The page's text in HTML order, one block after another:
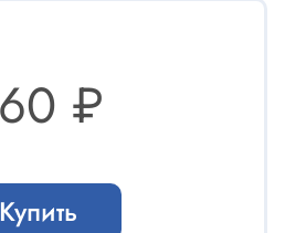
₽
Купить